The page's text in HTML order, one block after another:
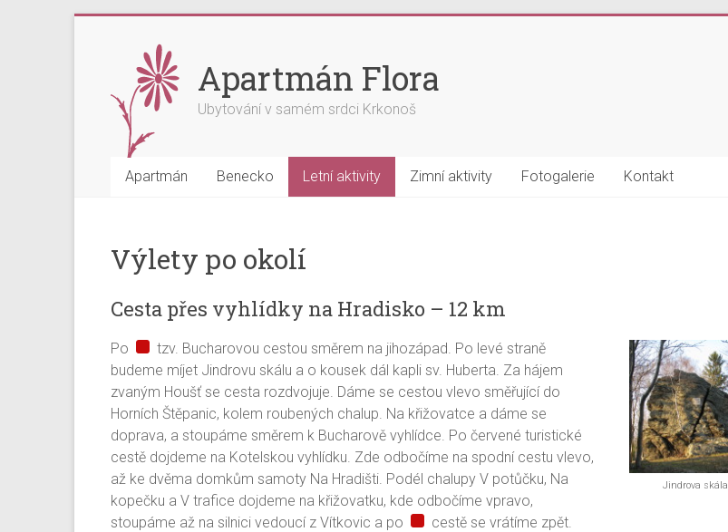
Apartmán Flora
Ubytování v samém srdci Krkonoš
Apartmán Benecko Letní aktivity Zimní aktivity Fotogalerie Kontakt
Výlety po okolí
Cesta přes vyhlídky na Hradisko – 12 km
Jindrova skála
Po
tzv. Bucharovou cestou směrem na jihozápad. Po levé straně
budeme míjet Jindrovu skálu a o kousek dál kapli sv. Huberta. Za hájem
zvaným Houšť se cesta rozdvojuje. Dáme se cestou vlevo směřující do
Horních Štěpanic, kolem roubených chalup. Na křižovatce a dáme se
doprava, a stoupáme směrem k Bucharově vyhlídce. Po červené turistické
cestě dojdeme na Kotelskou vyhlídku. Zde odbočíme na spodní cestu vlevo,
až ke dvěma domkům samoty Na Hradišti. Podél chalupy V potůčku, Na
kopečku a V trafice dojdeme na křižovatku, kde odbočíme vpravo,
stoupáme až na silnici vedoucí z Vítkovic a po
cestě se vrátíme zpět.